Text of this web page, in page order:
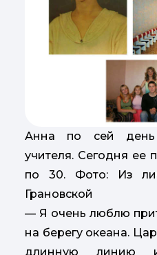
Анна по сей день
учителя. Сегодня ее
по 30. Фото: Из
Грановской
— Я очень люблю
на берегу океана.
длинную линию